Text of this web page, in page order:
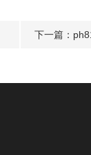
下一篇：